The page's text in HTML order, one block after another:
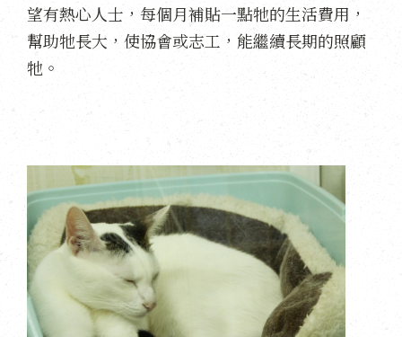
望有熱心人士，每個月補貼一點牠的生活費用，
幫助牠長大，使協會或志工，能繼續長期的照顧
牠。